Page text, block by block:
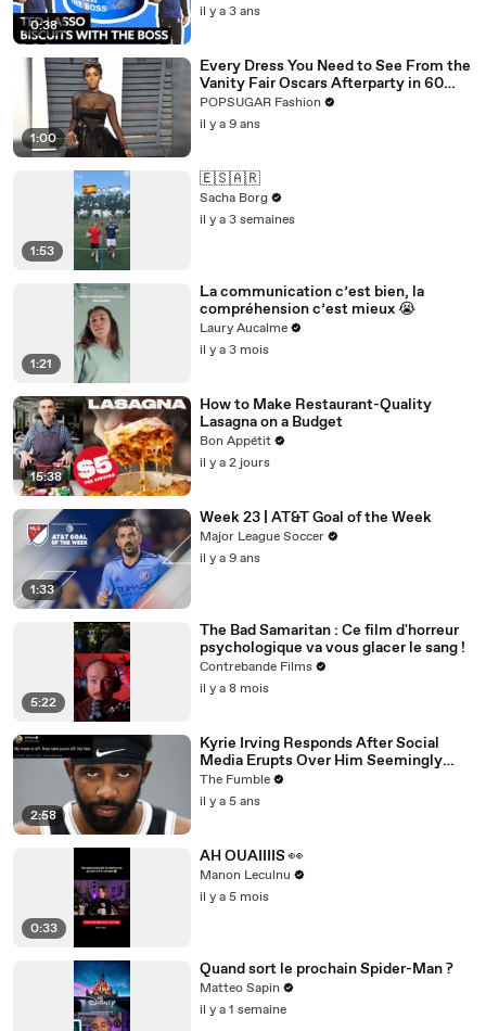
0:38
il y a 3 ans
1:00
Every Dress You Need to See From the
Vanity Fair Oscars Afterparty in 60
Seconds
POPSUGAR Fashion
il y a 9 ans
1:53
🇪🇸🇦🇷
Sacha Borg
il y a 3 semaines
1:21
La communication c’est bien, la
compréhension c’est mieux 😭
Laury Aucalme
il y a 3 mois
15:38
How to Make Restaurant-Quality
Lasagna on a Budget
Bon Appétit
il y a 2 jours
1:33
Week 23 | AT&T Goal of the Week
Major League Soccer
il y a 9 ans
5:22
The Bad Samaritan : Ce film d'horreur
psychologique va vous glacer le sang !
Contrebande Films
il y a 8 mois
2:58
Kyrie Irving Responds After Social
Media Erupts Over Him Seemingly
Coming Out As An Anti-Masker
The Fumble
il y a 5 ans
0:33
AH OUAIIIIS 👀
Manon Leculnu
il y a 5 mois
Quand sort le prochain Spider-Man ?
Matteo Sapin
il y a 1 semaine